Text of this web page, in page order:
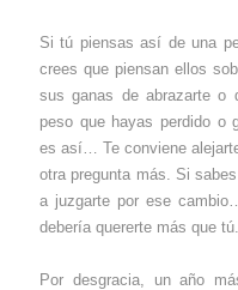
Si tú piensas así de una
crees que piensan ellos
sus ganas de abrazarte o
peso que hayas perdido o
es así… Te conviene
otra pregunta más. Si
a juzgarte por ese
debería quererte más que tú.
Por desgracia, un año